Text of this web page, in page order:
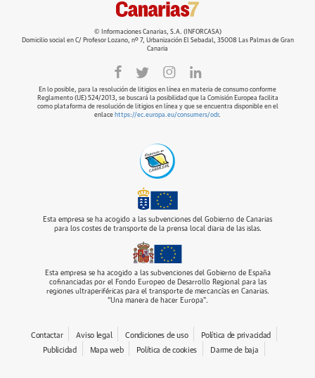
© Informaciones Canarias, S.A. (INFORCASA)
Domicilio social en C/ Profesor Lozano, nº 7, Urbanización El Sebadal, 35008 Las Palmas de Gran
Canaria
En lo posible, para la resolución de litigios en línea en materia de consumo conforme
Reglamento (UE) 524/2013, se buscará la posibilidad que la Comisión Europea facilita
como plataforma de resolución de litigios en línea y que se encuentra disponible en el
enlace https://ec.europa.eu/consumers/odr.
Esta empresa se ha acogido a las subvenciones del Gobierno de Canarias
para los costes de transporte de la prensa local diaria de las islas.
Esta empresa se ha acogido a las subvenciones del Gobierno de España
cofinanciadas por el Fondo Europeo de Desarrollo Regional para las
regiones ultraperiféricas para el transporte de mercancías en Canarias.
“Una manera de hacer Europa”.
Contactar Aviso legal Condiciones de uso
Política de privacidad
Publicidad
Mapa web Política de cookies Darme de baja